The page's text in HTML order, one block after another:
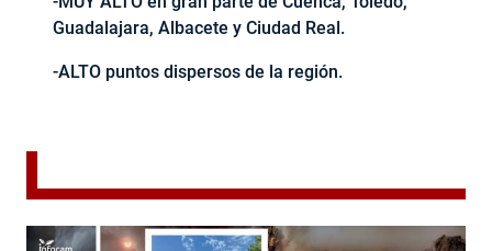
Guadalajara, Albacete y Ciudad Real.
-ALTO puntos dispersos de la región.